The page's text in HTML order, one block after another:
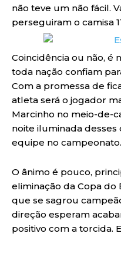
não teve um não fácil.
perseguiram o camisa
Coincidência ou não, é
toda nação confiam
Com a promessa de
atleta será o jogador
Marcinho no meio-de-
noite iluminada desses
equipe no campeonato.
O ânimo é pouco,
eliminação da Copa do
que se sagrou
direção esperam
positivo com a torcida.